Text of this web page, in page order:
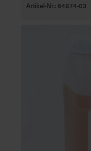
Artikel-Nr.: 64874-03